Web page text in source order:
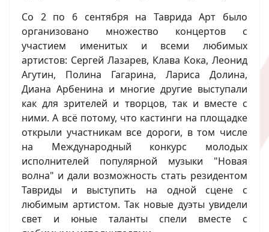
Со 2 по 6 сентября на Таврида Арт было
организовано множество концертов с
участием именитых и всеми любимых
артистов: Сергей Лазарев, Клава Кока, Леонид
Агутин, Полина Гагарина, Лариса Долина,
Диана Арбенина и многие другие выступали
как для зрителей и творцов, так и вместе с
ними. А всё потому, что кастинги на площадке
открыли участникам все дороги, в том числе
на Международный конкурс молодых
исполнителей популярной музыки "Новая
волна" и дали возможность стать резидентом
Тавриды и выступить на одной сцене с
любимым артистом. Так новые дуэты увидели
свет и юные таланты спели вместе с